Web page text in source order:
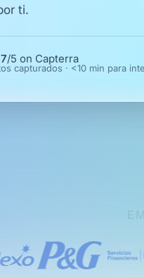
ti.
/5 on Capterra
capturados · <10 min para